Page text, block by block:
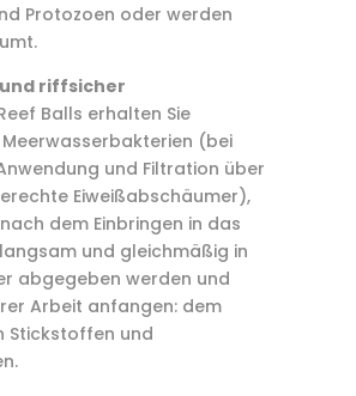
Protozoen oder werden
riffsicher
Balls erhalten Sie
(bei
und Filtration über
Eiweißabschäumer),
dem Einbringen in das
und gleichmäßig in
abgegeben werden und
Arbeit anfangen: dem
Stickstoffen und